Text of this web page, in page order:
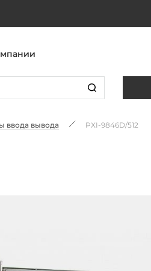
ввода вывода PXI-9846D/512